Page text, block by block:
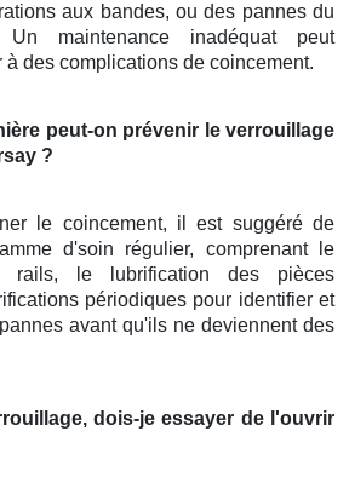
aux bandes, ou des pannes du
Un maintenance inadéquat peut
des complications de coincement.
peut-on prévenir le verrouillage
?
le coincement, il est suggéré de
d'soin régulier, comprenant le
rails, le lubrification des pièces
périodiques pour identifier et
avant qu'ils ne deviennent des
dois-je essayer de l'ouvrir